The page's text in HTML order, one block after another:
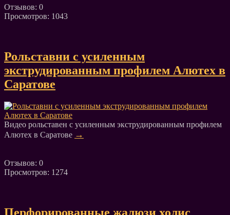
Отзывов: 0
Просмотров: 1043
Рольставни с усиленным
экструдированным профилем Алютех в
Саратове
Видео рольставен с усиленным экструдированным профилем
Алютех в Саратове →
Отзывов: 0
Просмотров: 1274